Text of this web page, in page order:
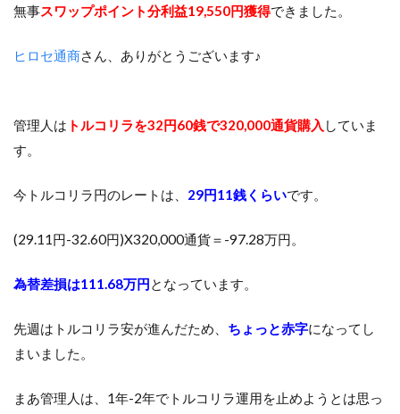
無事スワップポイント分利益19,550円獲得できました。
ヒロセ通商さん、ありがとうございます♪
管理人は トルコリラを32円60銭で320,000通貨購入 していま
す。
今トルコリラ円のレートは、 29円11銭くらいです。
(29.11円-32.60円)X320,000通貨＝-97.28万円。
為替差損は111.68万円となっています。
先週はトルコリラ安が進んだため、 ちょっと赤字になってし
まいました。
まあ管理人は、1年-2年でトルコリラ運用を止めようとは思っ